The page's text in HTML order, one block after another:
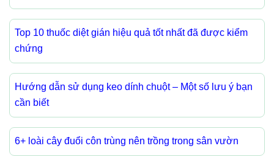
Top 10 thuốc diệt gián hiệu quả tốt nhất đã được kiểm
chứng
Hướng dẫn sử dụng keo dính chuột – Một số lưu ý bạn
cần biết
6+ loài cây đuổi côn trùng nên trồng trong sân vườn